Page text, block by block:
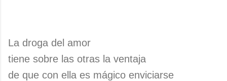
La droga del amor
tiene sobre las otras la ventaja
de que con ella es mágico enviciarse